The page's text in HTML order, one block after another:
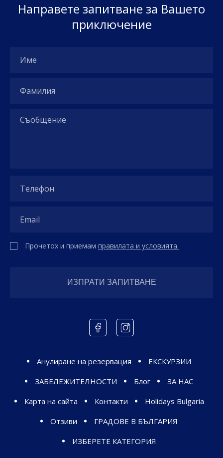
Направете запитване за Вашето
приключение
Прочетох и приемам правилата и условията.
Анулиране на резервация
ЕКСКУРЗИИ
ЗАБЕЛЕЖИТЕЛНОСТИ
Блог
ЗА НАС
Карта на сайта
Контакти
Holidays Bulgaria
Отзиви
ГРАДОВЕ В БЪЛГАРИЯ
ИЗБЕРЕТЕ КАТЕГОРИЯ